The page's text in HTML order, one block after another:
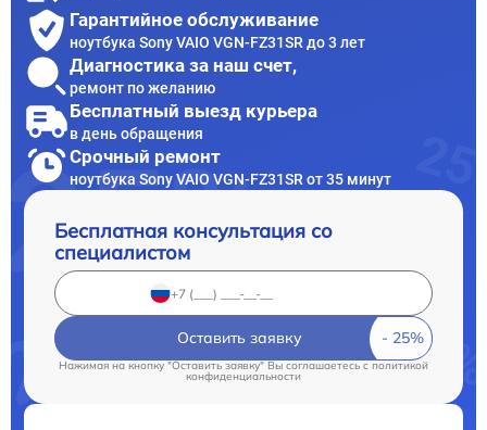
Гарантийное обслуживание
ноутбука Sony VAIO VGN-FZ31SR до 3 лет
Диагностика за наш счет,
ремонт по желанию
Бесплатный выезд курьера
в день обращения
Срочный ремонт
ноутбука Sony VAIO VGN-FZ31SR от 35 минут
Бесплатная консультация со
специалистом
Оставить заявку
Нажимая на кнопку "Оставить заявку" Вы соглашаетесь c политикой
конфиденциальности